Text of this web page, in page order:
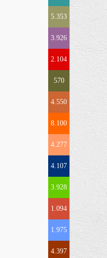
5.353
3.926
2.104
570
4.550
8.100
4.277
4.107
3.928
1.094
1.975
4.397